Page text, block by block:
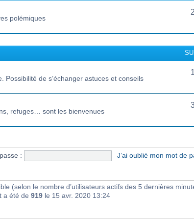
polémiques
de s’échanger astuces et conseils
refuges… sont les bienvenues
: J’ai oublié mon mot de
(selon le nombre d’utilisateurs actifs des 5 dernières
a été de 919 le 15 avr. 2020 13:24